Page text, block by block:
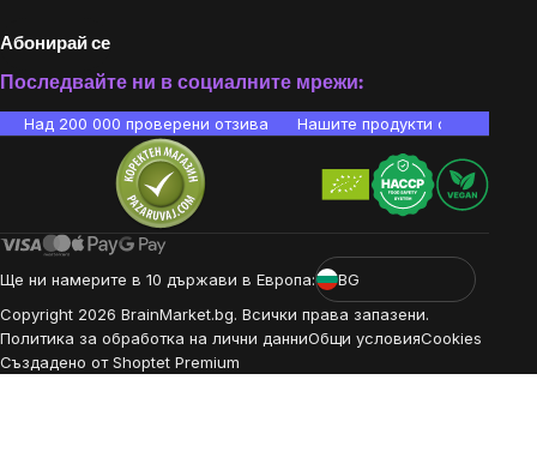
Абонирай се
Последвайте ни в социалните мрежи:
Над 200 000 проверени отзива Нашите продукти са
Ще ни намерите в 10 държави в Европа:
BG
Copyright 2026 BrainMarket.bg. Всички права запазени.
Политика за обработка на лични данниОбщи условияCookies
Създадено от Shoptet Premium